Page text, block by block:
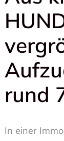
rund
In einer